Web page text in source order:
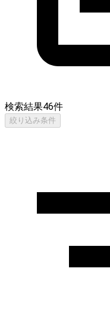
検索結果46件
絞り込み条件